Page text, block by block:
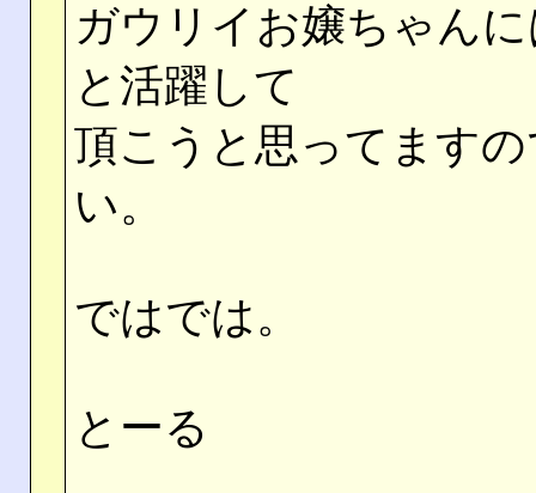
ガウリイお嬢ちゃん
と活躍して
頂こうと思ってます
い。
ではでは。
とーる